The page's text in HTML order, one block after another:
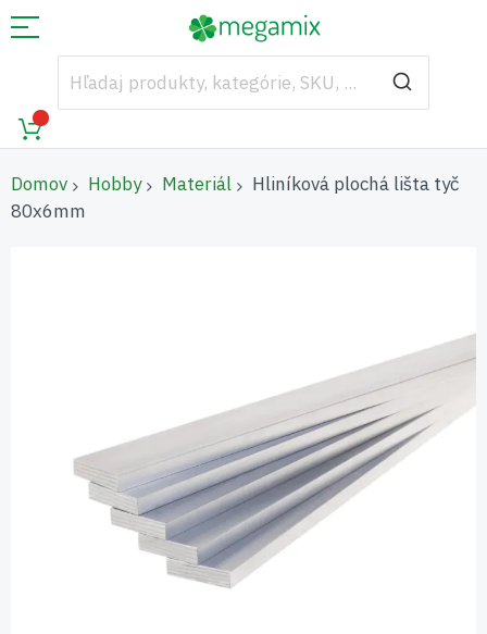
Domov Hobby Materiál
Hliníková plochá lišta tyč
80x6mm